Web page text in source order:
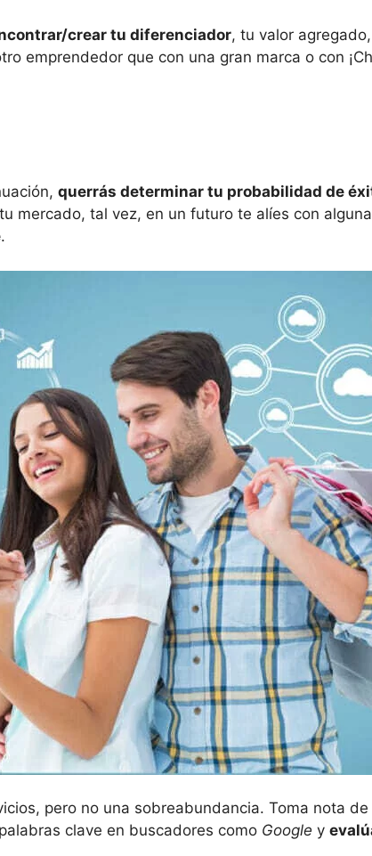
crear tu diferenciador, tu valor
emprendedor que con una gran marca o con
querrás determinar tu probabilidad de
mercado, tal vez, en un futuro te alíes con
.
pero no una sobreabundancia. Toma nota
clave en buscadores como Google y evalú